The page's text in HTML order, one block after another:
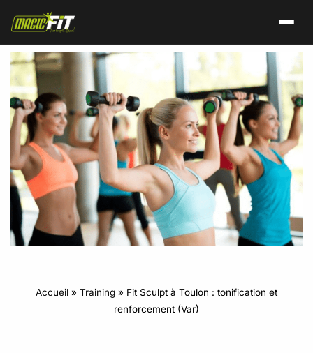
Accueil » Training » Fit Sculpt à Toulon : tonification et
renforcement (Var)